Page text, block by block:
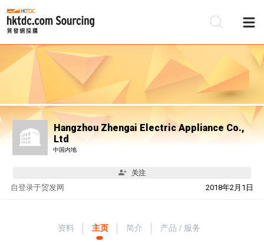
Hangzhou Zhengai Electric Appliance Co.,
Ltd
中国内地
关注
自 2018年2月1日
登录于贸发网
资料 主页 简介 产品 / 服务